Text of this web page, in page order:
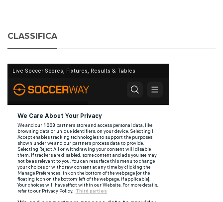
CLASSIFICA